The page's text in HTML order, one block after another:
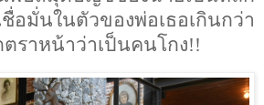
มั่นในตัวของพ่อเธอเกินกว่า
ราหน้าว่าเป็นคนโกง!!